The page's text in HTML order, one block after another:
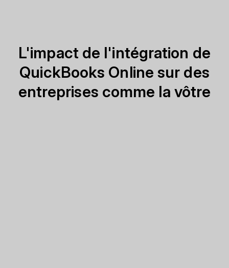
L'impact de l'intégration de
QuickBooks Online sur des
entreprises comme la vôtre